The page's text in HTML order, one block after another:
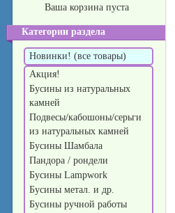
Ваша корзина пуста
Категории раздела
Новинки! (все товары)
Акция!
Бусины из натуральных
камней
Подвесы/кабошоны/серьги
из натуральных камней
Бусины Шамбала
Пандора / рондели
Бусины Lampwork
Бусины метал. и др.
Бусины ручной работы